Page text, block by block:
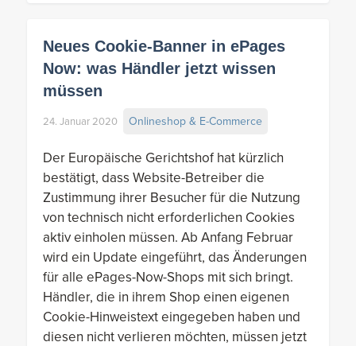
Neues Cookie-Banner in ePages
Now: was Händler jetzt wissen
müssen
24. Januar 2020 Onlineshop & E-Commerce
Der Europäische Gerichtshof hat kürzlich
bestätigt, dass Website-Betreiber die
Zustimmung ihrer Besucher für die Nutzung
von technisch nicht erforderlichen Cookies
aktiv einholen müssen. Ab Anfang Februar
wird ein Update eingeführt, das Änderungen
für alle ePages-Now-Shops mit sich bringt.
Händler, die in ihrem Shop einen eigenen
Cookie-Hinweistext eingegeben haben und
diesen nicht verlieren möchten, müssen jetzt